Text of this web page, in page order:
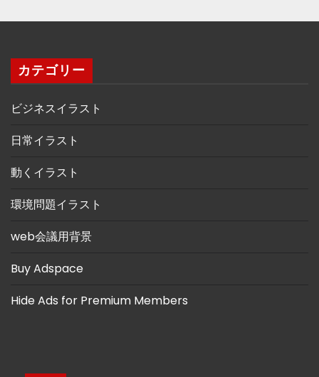
カテゴリー
ビジネスイラスト
日常イラスト
動くイラスト
環境問題イラスト
web会議用背景
Buy Adspace
Hide Ads for Premium Members